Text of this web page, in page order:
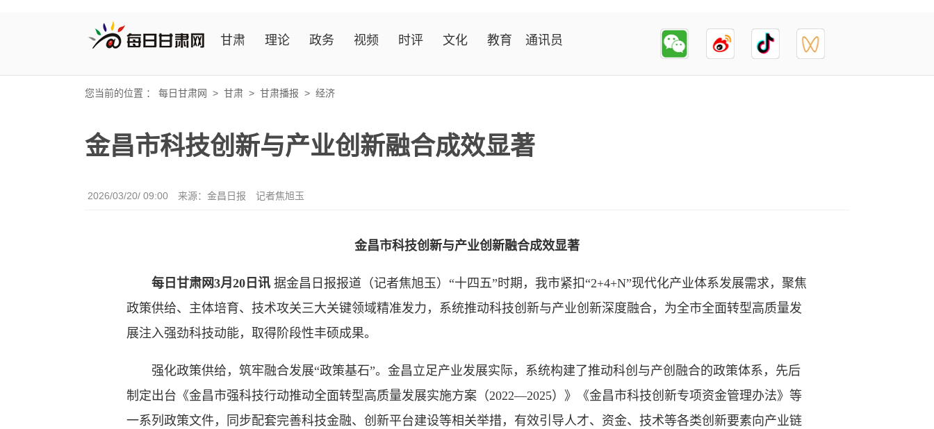
甘肃 理论 政务 视频 时评 文化 教育 通讯员
您当前的位置 ： 每日甘肃网 > 甘肃 > 甘肃播报 > 经济
金昌市科技创新与产业创新融合成效显著
2026/03/20/ 09:00 来源：金昌日报 记者焦旭玉
金昌市科技创新与产业创新融合成效显著
每日甘肃网3月20日讯 据金昌日报报道（记者焦旭玉）“十四五”时期，我市紧扣“2+4+N”现代化产业体系发展需求，聚焦
政策供给、主体培育、技术攻关三大关键领域精准发力，系统推动科技创新与产业创新深度融合，为全市全面转型高质量发
展注入强劲科技动能，取得阶段性丰硕成果。
强化政策供给，筑牢融合发展“政策基石”。金昌立足产业发展实际，系统构建了推动科创与产创融合的政策体系，先后
制定出台《金昌市强科技行动推动全面转型高质量发展实施方案（2022—2025）》《金昌市科技创新专项资金管理办法》等
一系列政策文件，同步配套完善科技金融、创新平台建设等相关举措，有效引导人才、资金、技术等各类创新要素向产业链